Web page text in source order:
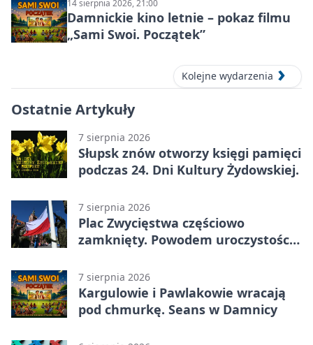
14 sierpnia 2026, 21:00
Damnickie kino letnie – pokaz filmu
„Sami Swoi. Początek”
Kolejne wydarzenia
Ostatnie Artykuły
7 sierpnia 2026
Słupsk znów otworzy księgi pamięci
podczas 24. Dni Kultury Żydowskiej.
7 sierpnia 2026
Plac Zwycięstwa częściowo
zamknięty. Powodem uroczystości
7 sierpnia 2026
Kargulowie i Pawlakowie wracają
pod chmurkę. Seans w Damnicy